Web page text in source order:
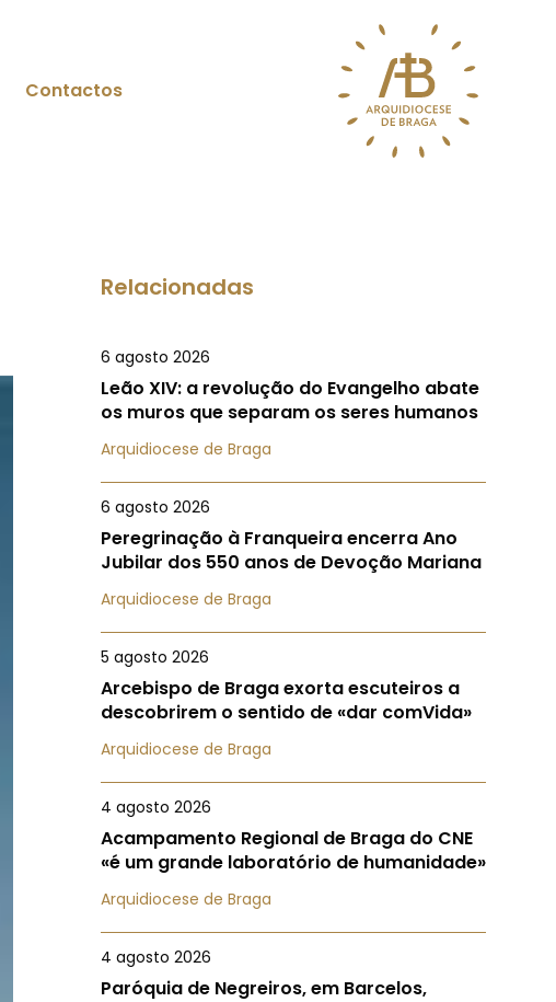
Contactos
Relacionadas
6 agosto 2026
Leão XIV: a revolução do Evangelho abate
os muros que separam os seres humanos
Arquidiocese de Braga
6 agosto 2026
Peregrinação à Franqueira encerra Ano
Jubilar dos 550 anos de Devoção Mariana
Arquidiocese de Braga
5 agosto 2026
Arcebispo de Braga exorta escuteiros a
descobrirem o sentido de «dar comVida»
Arquidiocese de Braga
4 agosto 2026
Acampamento Regional de Braga do CNE
«é um grande laboratório de humanidade»
Arquidiocese de Braga
4 agosto 2026
Paróquia de Negreiros, em Barcelos,